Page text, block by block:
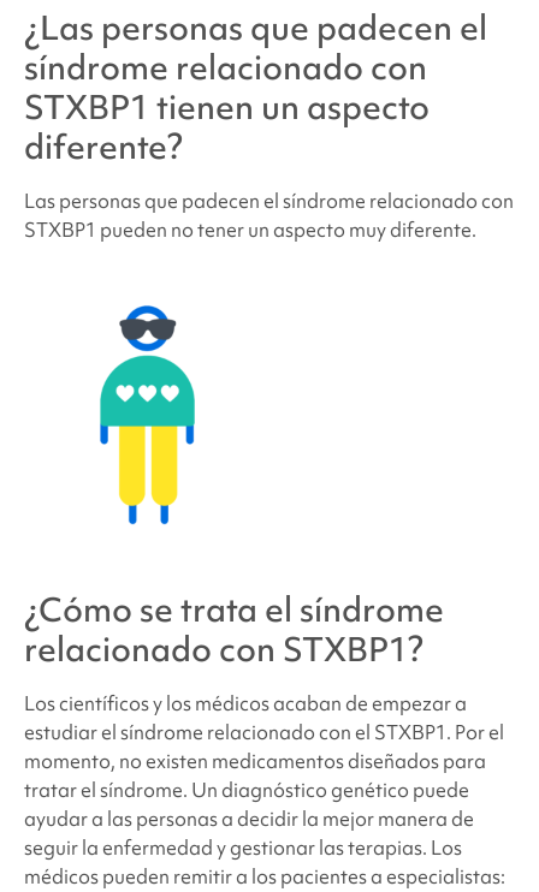
¿Las personas que padecen el
síndrome relacionado con
STXBP1 tienen un aspecto
diferente?
Las personas que padecenel síndrome relacionado con
STXBP1 pueden no tener un aspecto muy diferente.
¿Cómo se trata el síndrome
relacionado con STXBP1?
Los científicos y los médicos acaban de empezar a
estudiarel síndrome relacionado con el STXBP1. Por el
momento, no existen medicamentos diseñados para
tratar el síndrome. Un diagnóstico genético puede
ayudar a las personas a decidir la mejor manera de
seguir la enfermedad y gestionar las terapias. Los
médicos pueden remitir a los pacientes a especialistas: